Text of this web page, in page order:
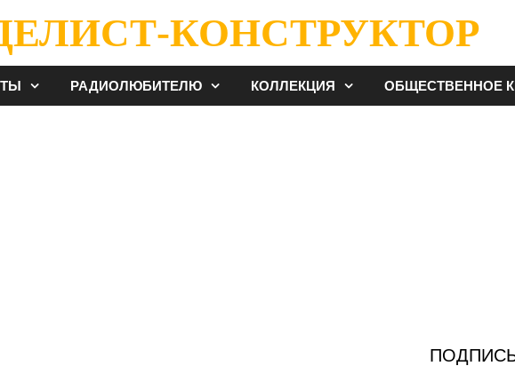
КОНСТРУКТОР
РАДИОЛЮБИТЕЛЮ КОЛЛЕКЦИЯ ОБЩЕСТВЕННОЕ